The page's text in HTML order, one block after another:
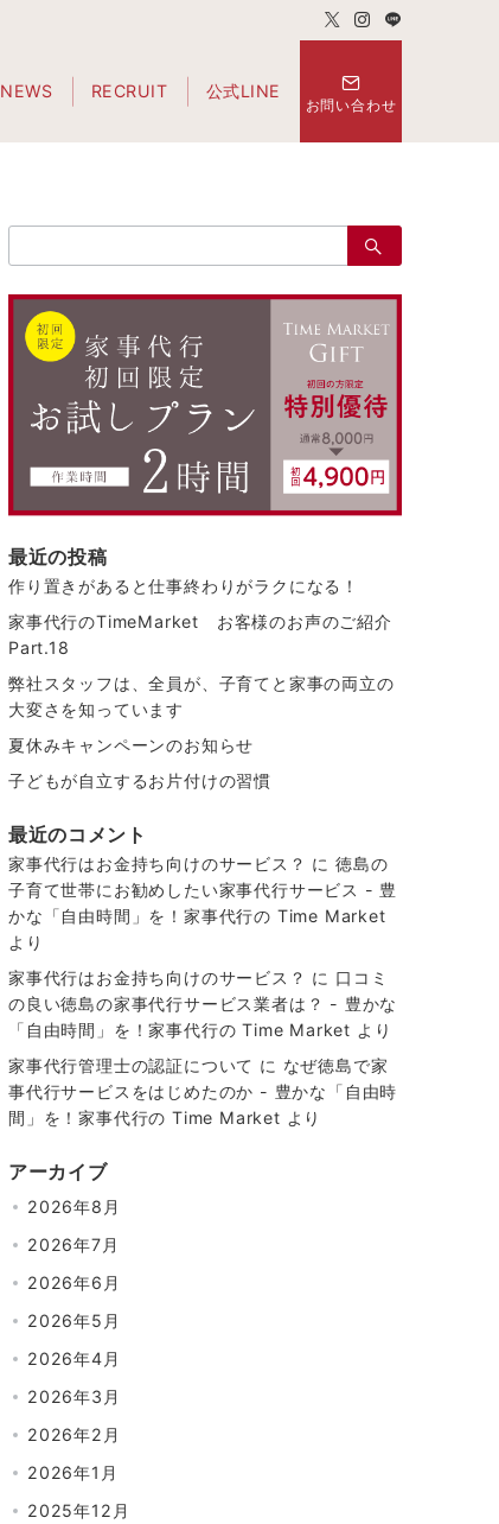
NEWS RECRUIT 公式LINE
お問い合わせ
索：
最近の投稿
作り置きがあると仕事終わりがラクになる！
家事代行のTimeMarket お客様のお声のご紹介
Part.18
弊社スタッフは、全員が、子育てと家事の両立の
大変さを知っています
夏休みキャンペーンのお知らせ
子どもが自立するお片付けの習慣
最近のコメント
家事代行はお金持ち向けのサービス？ に徳島の
子育て世帯にお勧めしたい家事代行サービス - 豊
かな「自由時間」を！家事代行の Time Market
より
家事代行はお金持ち向けのサービス？ に 口コミ
の良い徳島の家事代行サービス業者は？ - 豊かな
「自由時間」を！家事代行の Time Market より
家事代行管理士の認証について に なぜ徳島で家
事代行サービスをはじめたのか - 豊かな「自由時
間」を！家事代行の Time Market より
アーカイブ
2026年8月
2026年7月
2026年6月
2026年5月
2026年4月
2026年3月
2026年2月
2026年1月
2025年12月